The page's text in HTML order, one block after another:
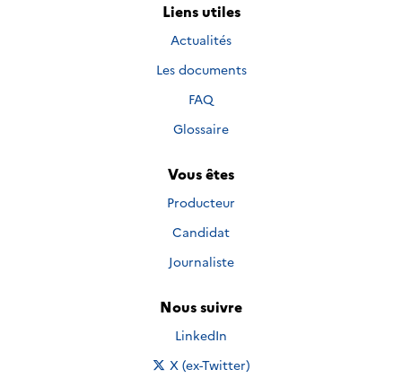
Liens utiles
Actualités
Les documents
FAQ
Glossaire
Vous êtes
Producteur
Candidat
Journaliste
Nous suivre
Nous suivre sur
LinkedIn
Nous suivre sur
X (ex-Twitter)